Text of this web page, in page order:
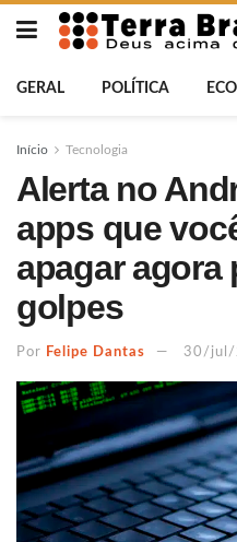
GERAL POLÍTICA
Início Tecnologia
Alerta no
apps que
apagar agora
golpes
Por Felipe Dantas 30/jul/